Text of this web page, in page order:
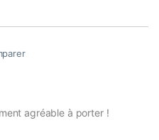
agréable à porter !